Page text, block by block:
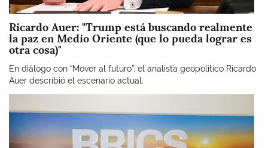
Ricardo Auer: "Trump está buscando realmente
la paz en Medio Oriente (que lo pueda lograr es
otra cosa)"
En diálogo con “Mover al futuro”, el analista geopolítico Ricardo
Auer describió el escenario actual.